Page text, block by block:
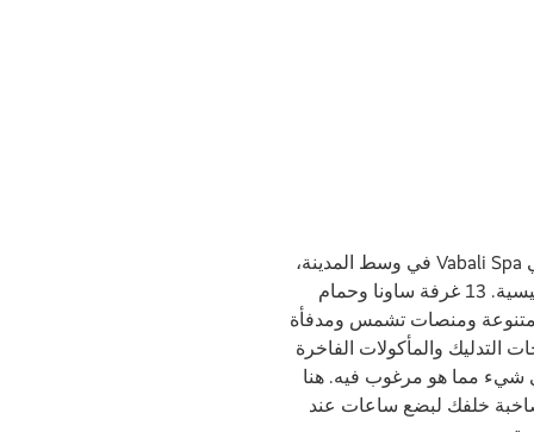
بالي قريبة جدا! يقع المنتجع الصحي Vabali Spa في وسط المدينة،
وليس بعيدًا عن محطة القطار الرئيسية. 13 غرفة ساونا وحمام
متنوعة ومنصات تشمس ومدفأة
التدليك والمأكولات الفاخرة
شيء مما هو مرغوب فيه. هنا
خلفك لبضع ساعات عند